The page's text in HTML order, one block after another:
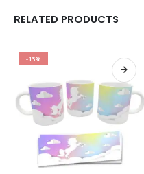
RELATED PRODUCTS
-13%